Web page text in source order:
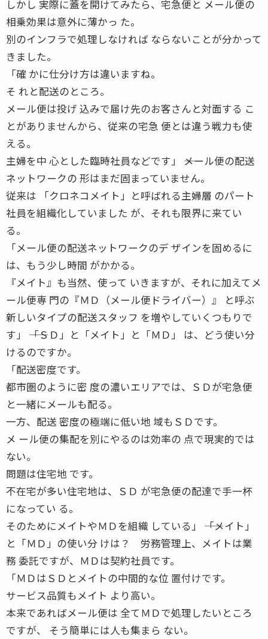
しかし 実際に蓋を開けてみたら、宅急便と メール便の
相乗効果は意外に薄かっ た。
別のインフラで処理しなければ ならないことが分かって
きました。
「確 かに仕分け方は違いますね。
そ れと配送のところ。
メール便は投げ 込みで届け先のお客さんと対面する こ
とがありませんから、従来の宅急 便とは違う戦力も使
える。
主婦を中 心とした臨時社員などです」 ――メール便の配送
ネットワークの 形はまだ固まっていません。
従来は 「クロネコメイト」と呼ばれる主婦層 のパート
社員を組織化していました が、それも限界に来てい
る。
「メール便の配送ネットワークのデ ザインを固めるに
は、もう少し時間 がかかる。
『メイト』も当然、使って いきますが、それに加えてメ
ール便専 門の『ＭＤ（メール便ドライバー）』 と呼ぶ
新しいタイプの配送スタッフ を増やしていくつもりで
す」 ――「ＳＤ」と「メイト」と「ＭＤ」 は、どう使い分
けるのですか。
「配送密度です。
都市圏のように密 度の濃いエリアでは、ＳＤが宅急便
と一緒にメールも配る。
一方、配送 密度の極端に低い地 域もＳＤです。
メ ール便の集配を別にやるのは効率の 点で現実的では
ない。
問題は住宅地 です。
不在宅が多い住宅地は、ＳＤ が宅急便の配達で手一杯
になってい る。
そのためにメイトやＭＤを組織 している」 ――「メイト」
と「ＭＤ」の使い分 けは？ 労務管理上、メイトは業
務 委託ですが、ＭＤは契約社員です。
「ＭＤはＳＤとメイトの中間的な位 置付けです。
サービス品質もメイト より高い。
本来であればメール便は 全てＭＤで処理したいところ
ですが、 そう簡単には人も集まら ない。